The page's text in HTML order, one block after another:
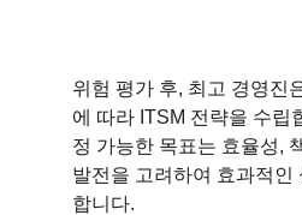
위험 평가 후, 최고 경영진
에 따라 ITSM 전략을 수립
정 가능한 목표는 효율성,
발전을 고려하여 효과적인
합니다.